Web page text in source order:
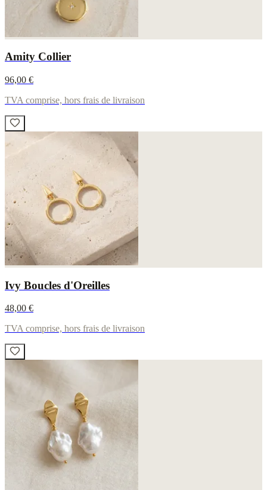
Amity Collier
96,00 €
TVA comprise, hors frais de livraison
Ivy Boucles d'Oreilles
48,00 €
TVA comprise, hors frais de livraison